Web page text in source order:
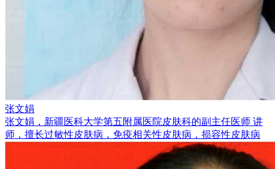
张文娟
张文娟，新疆医科大学第五附属医院皮肤科的副主任医师 讲
师，擅长过敏性皮肤病，免疫相关性皮肤病，损容性皮肤病